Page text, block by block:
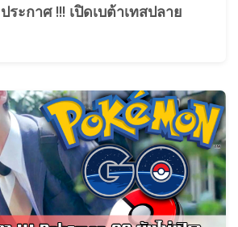
ระกาศ !!! เปิดเบต้าเทสปลาย